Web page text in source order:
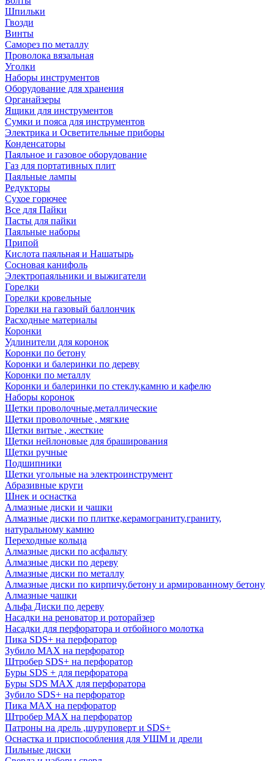
Шпильки
Гвозди
Винты
Саморез по металлу
Проволока вязальная
Уголки
Наборы инструментов
Оборудование для хранения
Органайзеры
Ящики для инструментов
Сумки и пояса для инструментов
Электрика и Осветительные приборы
Конденсаторы
Паяльное и газовое оборудование
Газ для портативных плит
Паяльные лампы
Редукторы
Сухое горючее
Все для Пайки
Пасты для пайки
Паяльные наборы
Припой
Кислота паяльная и Нашатырь
Сосновая канифоль
Электропаяльники и выжигатели
Горелки
Горелки кровельные
Горелки на газовый баллончик
Расходные материалы
Коронки
Удлинители для коронок
Коронки по бетону
Коронки и балеринки по дереву
Коронки по металлу
Коронки и балеринки по стеклу,камню и кафелю
Наборы коронок
Щетки проволочные,металлические
Щетки проволочные , мягкие
Щетки витые , жесткие
Щетки нейлоновые для браширования
Щетки ручные
Подшипники
Щетки угольные на электроинструмент
Абразивные круги
Шнек и оснастка
Алмазные диски и чашки
Алмазные диски по плитке,керамограниту,граниту,
натуральному камню
Переходные кольца
Алмазные диски по асфальту
Алмазные диски по дереву
Алмазные диски по металлу
Алмазные диски по кирпичу,бетону и армированному бетону
Алмазные чашки
Альфа Диски по дереву
Насадки на реноватор и роторайзер
Насадки для перфоратора и отбойного молотка
Пика SDS+ на перфоратор
Зубило MAX на перфоратор
Штробер SDS+ на перфоратор
Буры SDS + для перфоратора
Буры SDS MAX для перфоратора
Зубило SDS+ на перфоратор
Пика MAX на перфоратор
Штробер MAX на перфоратор
Патроны на дрель ,шуруповерт и SDS+
Оснастка и приспособления для УШМ и дрели
Пильные диски